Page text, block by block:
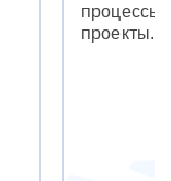
процессы
проекты.